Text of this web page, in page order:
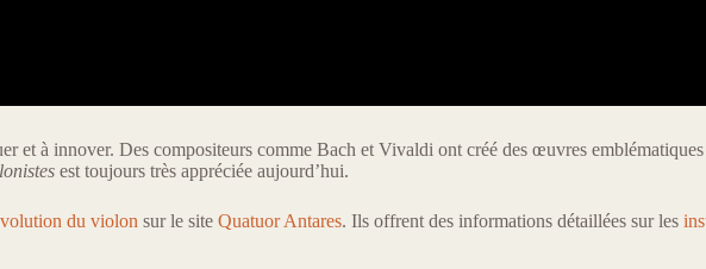
et à innover. Des compositeurs comme Bach et Vivaldi ont créé des œuvres
est toujours très appréciée aujourd’hui.
du violon sur le site Quatuor Antares. Ils offrent des informations détaillées sur les